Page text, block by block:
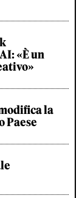
«È un
la
Paese